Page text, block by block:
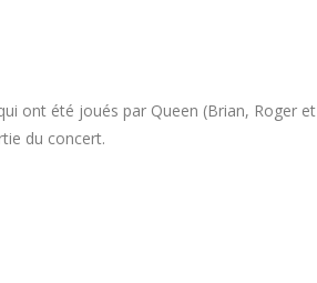
ont été joués par Queen (Brian, Roger et
du concert.